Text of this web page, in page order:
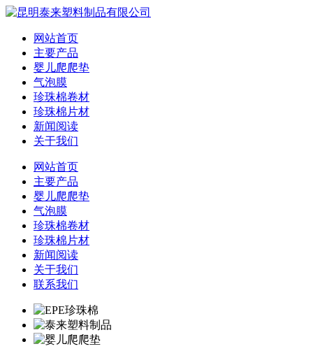
网站首页
主要产品
婴儿爬爬垫
气泡膜
珍珠棉卷材
珍珠棉片材
新闻阅读
关于我们
网站首页
主要产品
婴儿爬爬垫
气泡膜
珍珠棉卷材
珍珠棉片材
新闻阅读
关于我们
联系我们